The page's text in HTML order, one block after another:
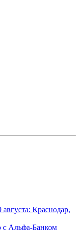
Краснодар,
с Альфа-Банком